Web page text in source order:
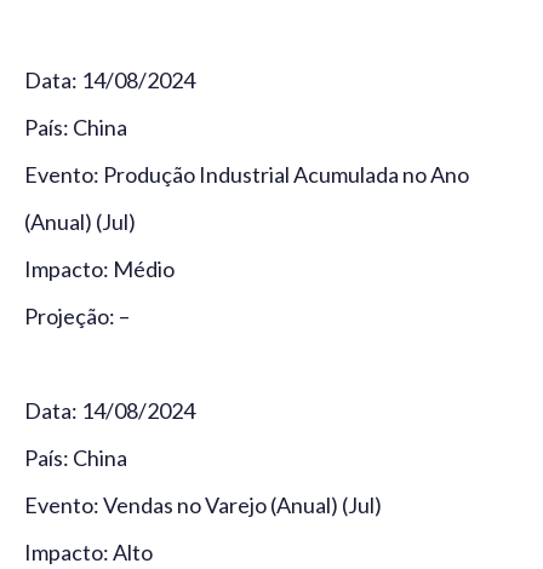
Data: 14/08/2024
País: China
Evento: Produção Industrial Acumulada no Ano
(Anual) (Jul)
Impacto: Médio
Projeção: –
Data: 14/08/2024
País: China
Evento: Vendas no Varejo (Anual) (Jul)
Impacto: Alto